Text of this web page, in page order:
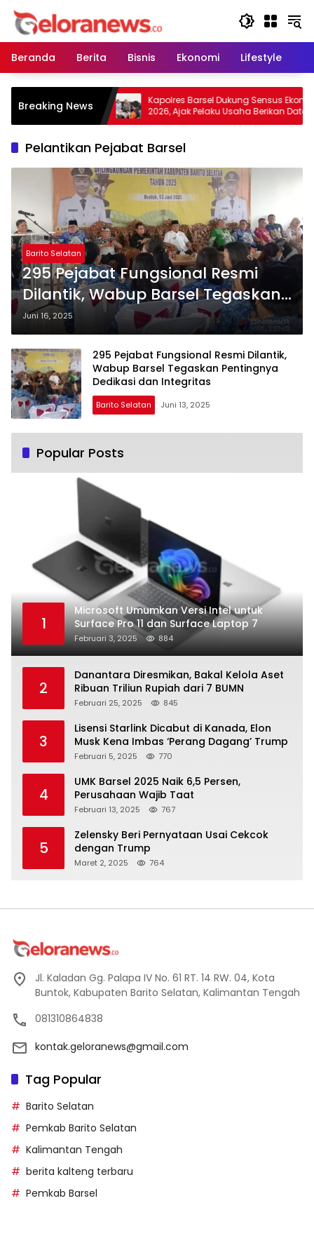
Langsung
konten
Beranda
Berita Bisnis Ekonomi Lifestyle
Breaking News
Tidak
Wujudkan
Asap
Kapolres Barsel Dukung Sensus Ekonomi
2026, Ajak Pelaku Usaha Berikan Data
yang Jujur
Pelantikan Pejabat Barsel
Barito Selatan
295 Pejabat Fungsional Resmi
Dilantik, Wabup Barsel Tegaskan
Pentingnya Dedikasi dan
Integritas
Juni 16, 2025
295 Pejabat Fungsional Resmi Dilantik,
Wabup Barsel Tegaskan Pentingnya
Dedikasi dan Integritas
Barito Selatan Juni 13, 2025
Popular Posts
1
Microsoft Umumkan Versi Intel untuk
Surface Pro 11 dan Surface Laptop 7
Februari 3, 2025 884
2
Danantara Diresmikan, Bakal Kelola Aset
Ribuan Triliun Rupiah dari 7 BUMN
Februari 25, 2025 845
3
Lisensi Starlink Dicabut di Kanada, Elon
Musk Kena Imbas ‘Perang Dagang’ Trump
Februari 5, 2025 770
4
UMK Barsel 2025 Naik 6,5 Persen,
Perusahaan Wajib Taat
Februari 13, 2025 767
5
Zelensky Beri Pernyataan Usai Cekcok
dengan Trump
Maret 2, 2025 764
Jl. Kaladan Gg. Palapa IV No. 61 RT. 14 RW. 04, Kota
Buntok, Kabupaten Barito Selatan, Kalimantan Tengah
081310864838
kontak.geloranews@gmail.com
Tag Popular
Barito Selatan
Pemkab Barito Selatan
Kalimantan Tengah
berita kalteng terbaru
Pemkab Barsel